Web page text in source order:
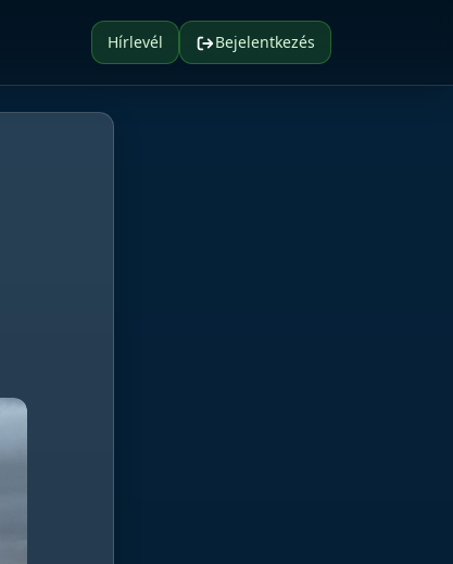
Hírlevél Bejelentkezés